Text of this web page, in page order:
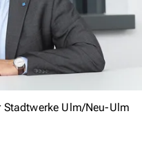
Ulm/Neu-Ulm